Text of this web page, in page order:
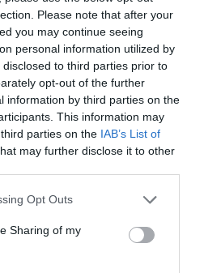
Please note that after your
you may continue seeing
personal information utilized by
to third parties prior to
opt-out of the further
information by third parties on the
This information may
parties on the IAB’s List of
may further disclose it to other
app uses one or more Google
behaviour. You may click to
and its third-party tags to
purposes in below Google
Opt Outs
Sharing of my
, öröm,Bogdán Blanka,
Következő bejegyzés